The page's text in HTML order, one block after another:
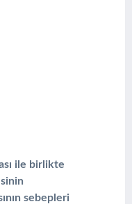
ile birlikte
sebepleri